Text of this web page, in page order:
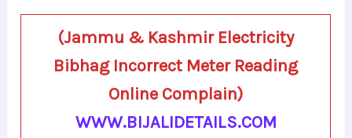
(Jammu & Kashmir Electricity
Bibhag Incorrect Meter Reading
Online Complain)
WWW.BIJALIDETAILS.COM